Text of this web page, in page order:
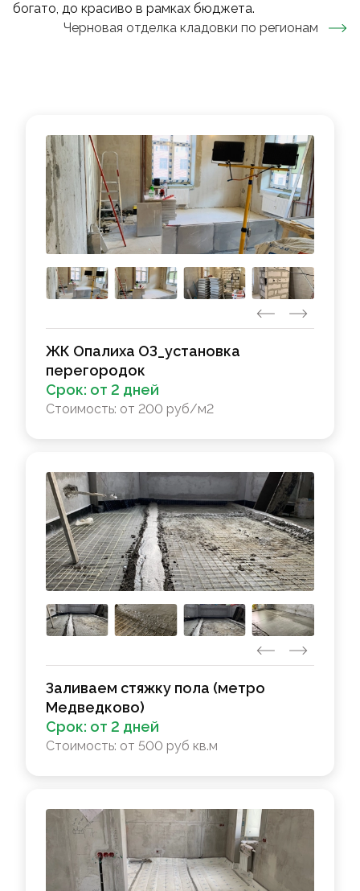
богато, до красиво в рамках бюджета.
Черновая отделка кладовки по регионам
ЖК Опалиха ОЗ_установка
перегородок
Срок: от 2 дней
Стоимость: от 200 руб/м2
Заливаем стяжку пола (метро
Медведково)
Срок: от 2 дней
Стоимость: от 500 руб кв.м